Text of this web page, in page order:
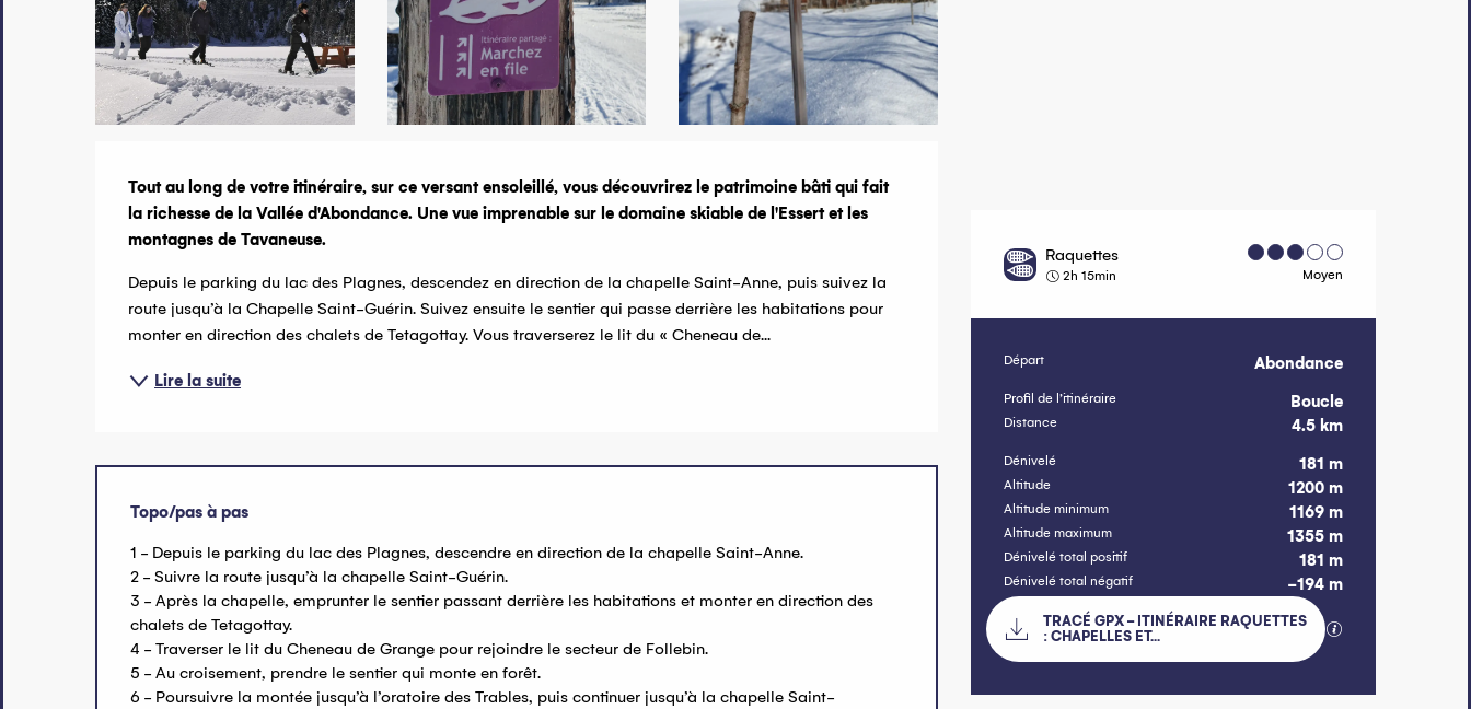
Raquettes
2h 15min Moyen
Informations
Départ Abondance
Profil de l’itinéraire Boucle
Distance 4.5 km
Dénivelé 181 m
Altitude 1200 m
Altitude minimum 1169 m
Altitude maximum 1355 m
Dénivelé total positif 181 m
Dénivelé total négatif -194 m
Documentation
TRACÉ GPX - ITINÉRAIRE RAQUETTES
: CHAPELLES ET...
Description
Tout au long de votre itinéraire, sur ce versant ensoleillé, vous découvrirez le patrimoine bâti qui fait
la richesse de la Vallée d'Abondance. Une vue imprenable sur le domaine skiable de l'Essert et les
montagnes de Tavaneuse.
Depuis le parking du lac des Plagnes, descendez en direction de la chapelle Saint-Anne, puis suivez la
route jusqu’à la Chapelle Saint-Guérin. Suivez ensuite le sentier qui passe derrière les habitations pour
monter en direction des chalets de Tetagottay. Vous traverserez le lit du « Cheneau de...
Lire la suite
Topo/pas à pas
1 - Depuis le parking du lac des Plagnes, descendre en direction de la chapelle Saint-Anne.
2 - Suivre la route jusqu’à la chapelle Saint-Guérin.
3 - Après la chapelle, emprunter le sentier passant derrière les habitations et monter en direction des
chalets de Tetagottay.
4 - Traverser le lit du Cheneau de Grange pour rejoindre le secteur de Follebin.
5 - Au croisement, prendre le sentier qui monte en forêt.
6 - Poursuivre la montée jusqu’à l’oratoire des Trables, puis continuer jusqu’à la chapelle Saint-